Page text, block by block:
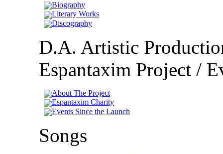
Biography
Literary Works
Discography
D.A. Artistic
Espantaxim Project /
About The Project
Espantaxim Charity
Events Since the Launch
Songs